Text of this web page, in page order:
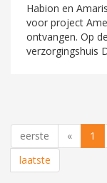
Habion en
voor project
ontvangen. Op
verzorgingshuis
eerste « 1
laatste